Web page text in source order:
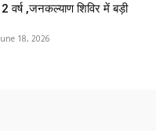
,जनकल्याण शिविर में बड़ी
18, 2026